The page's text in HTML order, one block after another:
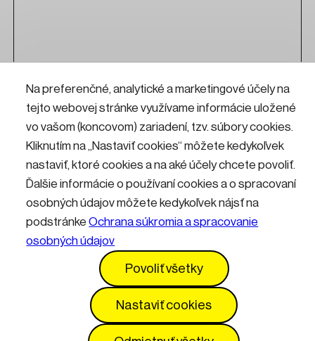
Na preferenčné, analytické a marketingové účely na
tejto webovej stránke využívame informácie uložené
vo vašom (koncovom) zariadení, tzv. súbory cookies.
Kliknutím na „Nastaviť cookies“ môžete kedykoľvek
nastaviť, ktoré cookies a na aké účely chcete povoliť.
Ďalšie informácie o používaní cookies a o spracovaní
osobných údajov môžete kedykoľvek nájsť na
podstránkeOchrana súkromia a spracovanie
osobných údajov
Povoliť všetky
Nastaviť cookies
Kontakty Informácie pre návštevníkov
Prevádzkový poriadok GDPR
Vyhlásenie o prístupnosti Služby Cenník
Nastavenia cookies